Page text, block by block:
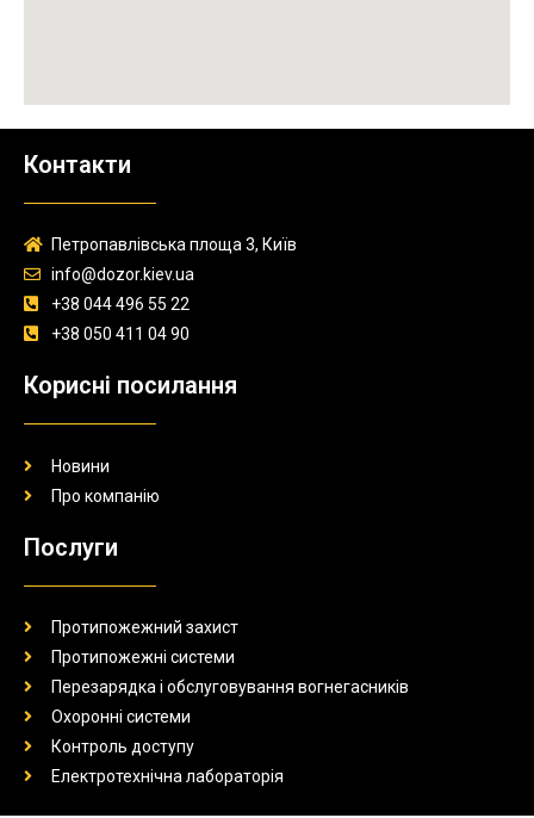
Контакти
Петропавлівська площа 3, Київ
info@dozor.kiev.ua
+38 044 496 55 22
+38 050 411 04 90
Корисні посилання
Новини
Про компанію
Послуги
Протипожежний захист
Протипожежні системи
Перезарядка і обслуговування вогнегасників
Охоронні системи
Контроль доступу
Електротехнічна лабораторія